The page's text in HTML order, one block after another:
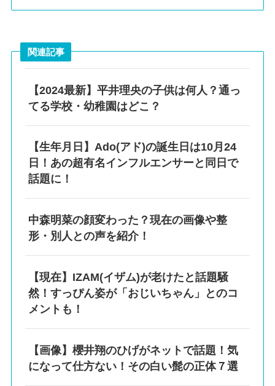
関連記事
【2024最新】平井理央の子供は何人？通っ
てる学校・幼稚園はどこ？
【生年月日】Ado(アド)の誕生日は10月24
日！あの超有名インフルエンサーと同日で
話題に！
中森明菜の顔変わった？現在の画像や整
形・別人との声を紹介！
【現在】IZAM(イザム)が老けたと話題騒
然！すっぴん姿が「おじいちゃん」とのコ
メントも！
【画像】櫻井翔のひげがネットで話題！気
になって仕方ない！その白い髭の正体７選